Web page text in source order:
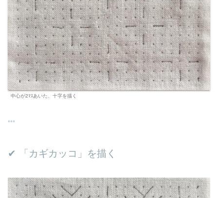
中心が2ﾏｽあいた、十字を描く
✔︎ 「カギカッコ」を描く